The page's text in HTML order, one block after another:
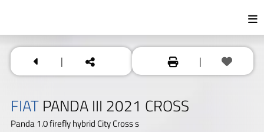
| |
FIAT PANDA III 2021 CROSS
Panda 1.0 firefly hybrid City Cross s